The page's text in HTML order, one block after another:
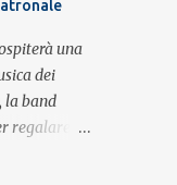
una
dei
la band
regalare al